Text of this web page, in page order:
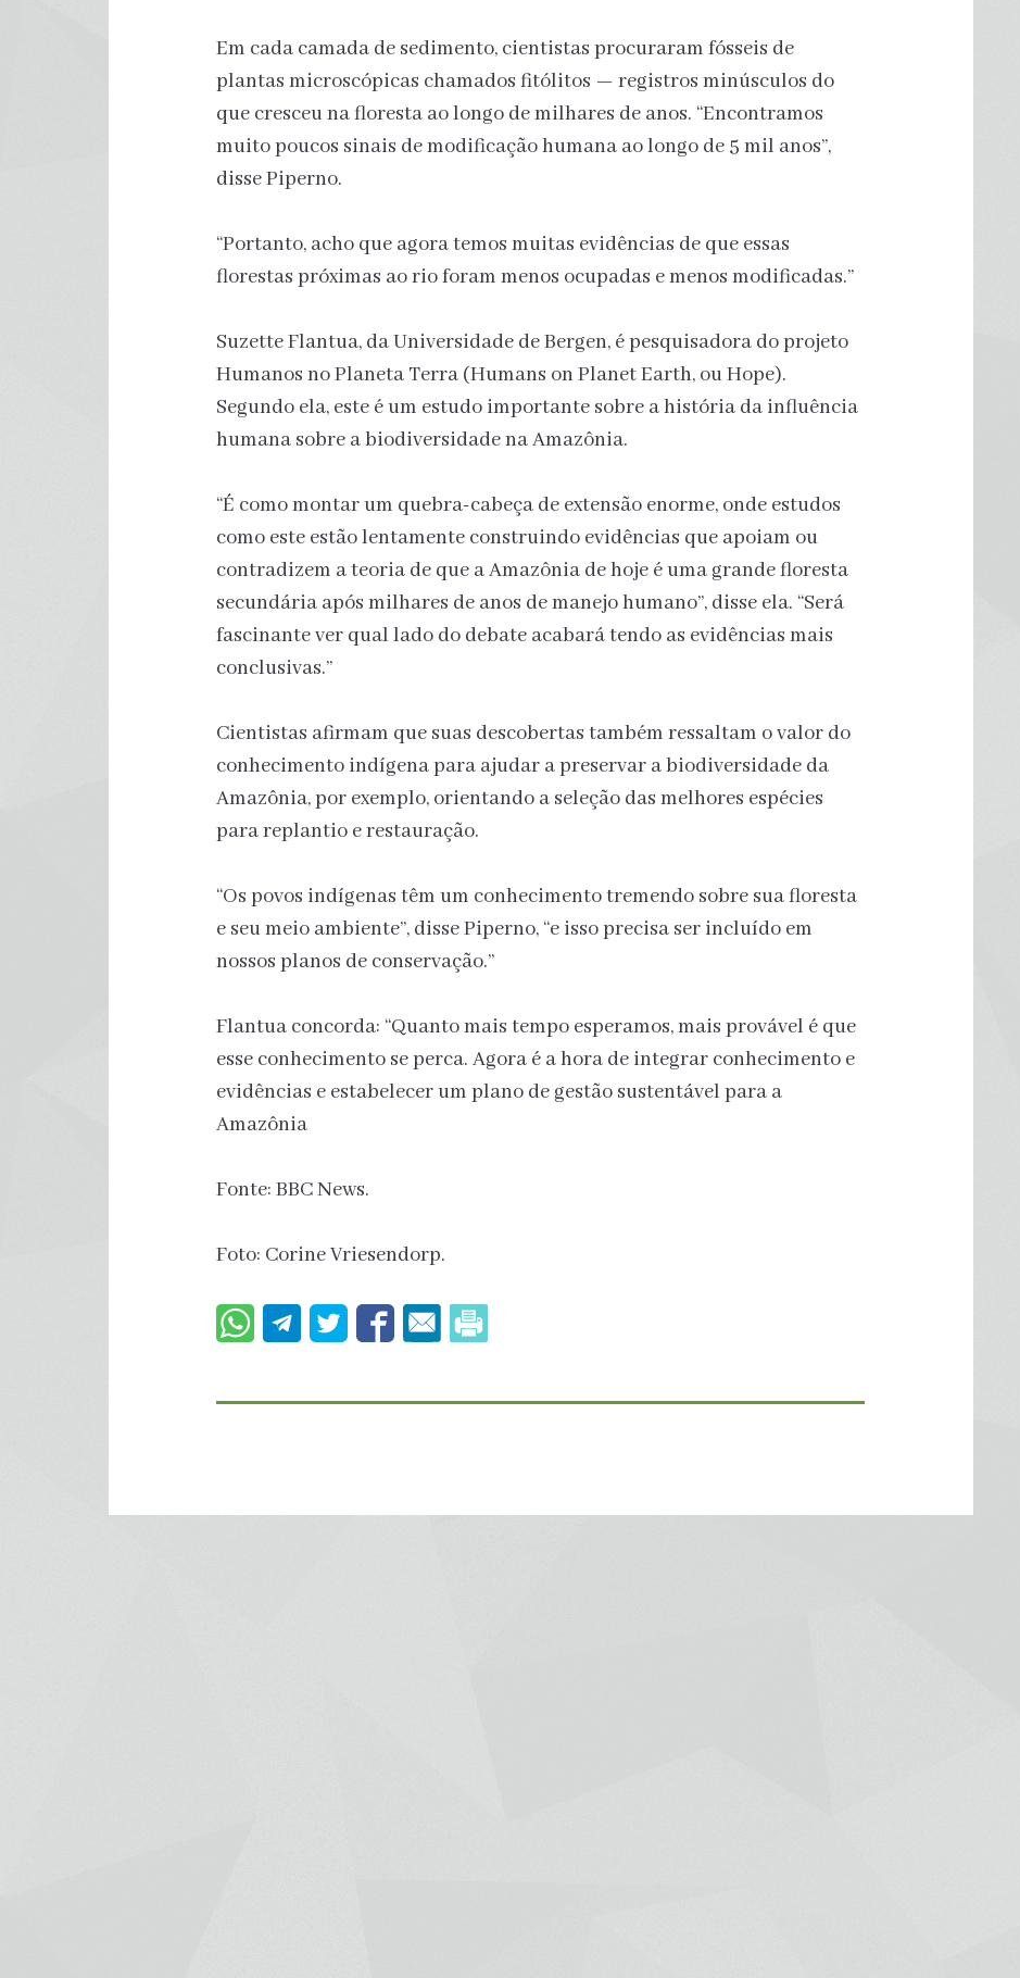
Em cada camada de sedimento, cientistas procuraram fósseis de
plantas microscópicas chamados fitólitos — registros minúsculos do
que cresceu na floresta ao longo de milhares de anos. “Encontramos
muito poucos sinais de modificação humana ao longo de 5 mil anos”,
disse Piperno.
“Portanto, acho que agora temos muitas evidências de que essas
florestas próximas ao rio foram menos ocupadas e menos modificadas.”
Suzette Flantua, da Universidade de Bergen, é pesquisadora do projeto
Humanos no Planeta Terra (Humans on Planet Earth, ou Hope).
Segundo ela, este é um estudo importante sobre a história da influência
humana sobre a biodiversidade na Amazônia.
“É como montar um quebra-cabeça de extensão enorme, onde estudos
como este estão lentamente construindo evidências que apoiam ou
contradizem a teoria de que a Amazônia de hoje é uma grande floresta
secundária após milhares de anos de manejo humano”, disse ela. “Será
fascinante ver qual lado do debate acabará tendo as evidências mais
conclusivas.”
Cientistas afirmam que suas descobertas também ressaltam o valor do
conhecimento indígena para ajudar a preservar a biodiversidade da
Amazônia, por exemplo, orientando a seleção das melhores espécies
para replantio e restauração.
“Os povos indígenas têm um conhecimento tremendo sobre sua floresta
e seu meio ambiente”, disse Piperno, “e isso precisa ser incluído em
nossos planos de conservação.”
Flantua concorda: “Quanto mais tempo esperamos, mais provável é que
esse conhecimento se perca. Agora é a hora de integrar conhecimento e
evidências e estabelecer um plano de gestão sustentável para a
Amazônia
Fonte: BBC News.
Foto: Corine Vriesendorp.